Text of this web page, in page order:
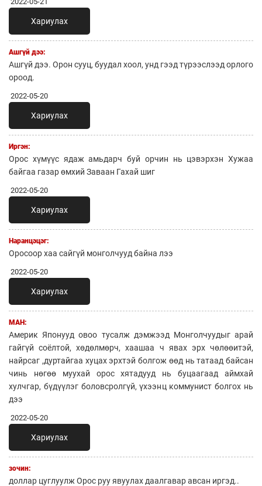
Хариулах
Ашгүй дээ:
Ашгүй дээ. Орон сууц, буудал хоол, унд гээд түрээслээд орлого
ороод.
2022-05-20
Хариулах
Иргэн:
Орос хүмүүс ядаж амьдарч буй орчин нь цэвэрхэн Хужаа
байгаа газар өмхий Заваан Гахай шиг
2022-05-20
Хариулах
Наранцэцэг:
Оросоор хаа сайгүй монголчууд байна лээ
2022-05-20
Хариулах
МАН:
Америк Японууд овоо тусалж дэмжээд Монголчуудыг арай
гайгүй соёлтой, хөдөлмөрч, хаашаа ч явах эрх чөлөөитэй,
найрсаг ,дуртайгаа хуцах эрхтэй болгож өөд нь татаад байсан
чинь нөгөө муухай орос хятадууд нь буцаагаад аймхай
хулчгар, бүдүүлэг боловсролгүй, үхээнц коммунист болгох нь
дээ
2022-05-20
Хариулах
зочин:
доллар цуглуулж Oрос руу явуулах даалгавар авсан иргэд..